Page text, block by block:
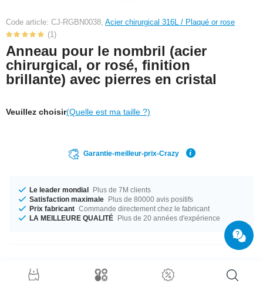
Code article: CJ-RGBN0038, Acier chirurgical 316L / Plaqué or rose
(1)
Anneau pour le nombril (acier
chirurgical, or rosé, finition
brillante) avec pierres en cristal
Veuillez choisir(Quelle est ma taille ?)
Garantie-meilleur-prix-Crazy
Le leader mondial Plus de 7M clients
Satisfaction maximale Plus de 80000 avis positifs
Prix fabricant Commande directement chez le fabricant
LA MEILLEURE QUALITÉ Plus de 20 années d'expérience
Détails produit